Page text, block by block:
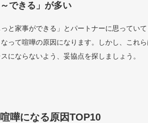
できる」が多い
っと家事ができる」とパートナーに思ってい
って喧嘩の原因になります。しかし、これ
にならないよう、妥協点を探しましょう。
嘩になる原因TOP10